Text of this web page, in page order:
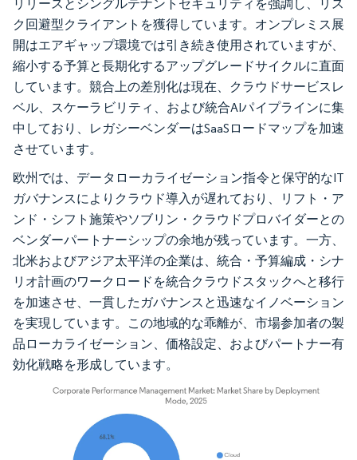
リリースとシングルテナントセキュリティを強調し、リス
ク回避型クライアントを獲得しています。オンプレミス展
開はエアギャップ環境では引き続き使用されていますが、
縮小する予算と長期化するアップグレードサイクルに直面
しています。競合上の差別化は現在、クラウドサービスレ
ベル、スケーラビリティ、および統合AIパイプラインに集
中しており、レガシーベンダーはSaaSロードマップを加速
させています。
欧州では、データローカライゼーション指令と保守的なIT
ガバナンスによりクラウド導入が遅れており、リフト・ア
ンド・シフト施策やソブリン・クラウドプロバイダーとの
ベンダーパートナーシップの余地が残っています。一方、
北米およびアジア太平洋の企業は、統合・予算編成・シナ
リオ計画のワークロードを統合クラウドスタックへと移行
を加速させ、一貫したガバナンスと迅速なイノベーション
を実現しています。この地域的な乖離が、市場参加者の製
品ローカライゼーション、価格設定、およびパートナー有
効化戦略を形成しています。